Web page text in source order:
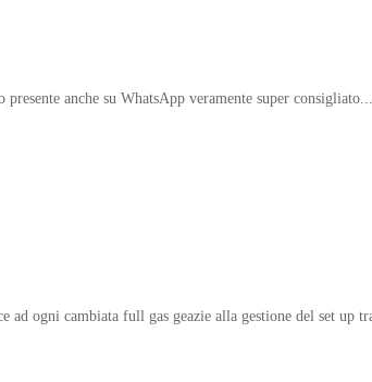
anche su WhatsApp veramente super
ogni cambiata full gas geazie alla gestione del set up